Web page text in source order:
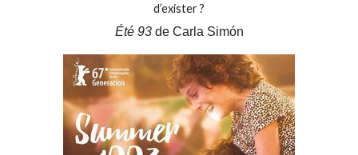
d’exister ?
Été 93 de Carla Simón